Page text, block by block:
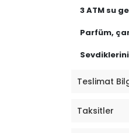
3 ATM su
Parfüm,
Teslimat
Taksitler